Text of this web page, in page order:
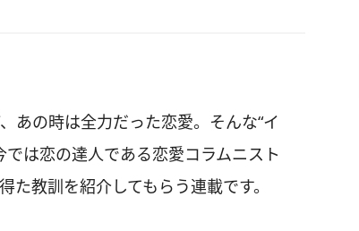
あの時は全力だった恋愛。そんな“イ
は恋の達人である恋愛コラムニスト
教訓を紹介してもらう連載です。